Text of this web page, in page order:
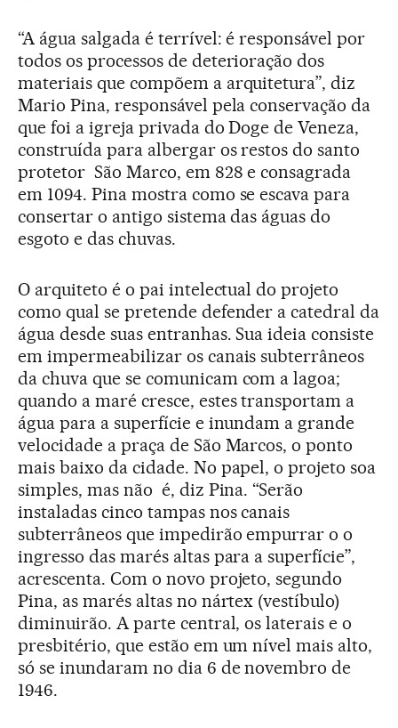
“A água salgada é terrível: é responsável por
todos os processos de deterioração dos
materiais que compõem a arquitetura”, diz
Mario Pina, responsável pela conservação da
que foi a igreja privada do Doge de Veneza,
construída para albergar os restos do santo
protetor São Marco, em 828 e consagrada
em 1094. Pina mostra como se escava para
consertar o antigo sistema das águas do
esgoto e das chuvas.
O arquiteto é o pai intelectual do projeto
como qual se pretende defender a catedral da
água desde suas entranhas. Sua ideia consiste
em impermeabilizar os canais subterrâneos
da chuva que se comunicam com a lagoa;
quando a maré cresce, estes transportam a
água para a superfície e inundam a grande
velocidade a praça de São Marcos, o ponto
mais baixo da cidade. No papel, o projeto soa
simples, mas não é, diz Pina. “Serão
instaladas cinco tampas nos canais
subterrâneos que impedirão empurrar o o
ingresso das marés altas para a superfície”,
acrescenta. Com o novo projeto, segundo
Pina, as marés altas no nártex (vestíbulo)
diminuirão. A parte central, os laterais e o
presbitério, que estão em um nível mais alto,
só se inundaram no dia 6 de novembro de
1946.